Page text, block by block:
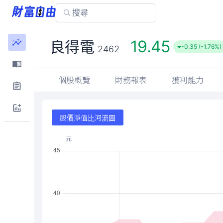
良得電 2462 19.45 -0.35 (-1.76%)
個股概覽 財務報表 獲利能力
股價淨值比河流圖